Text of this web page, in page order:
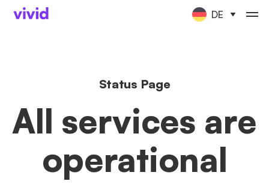
DE
Status Page
All services are
operational